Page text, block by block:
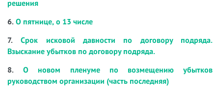
решения
6. О пятнице, о 13 числе
7.Срок исковой давности по договору подряда.
Взыскание убытков по договору подряда.
8.О новом пленуме по возмещению убытков
руководством организации (часть последняя)